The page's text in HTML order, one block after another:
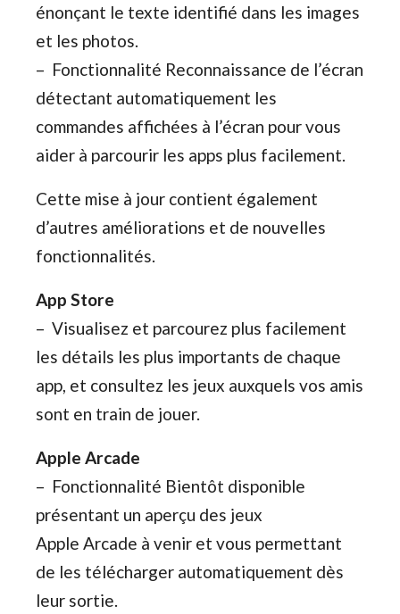
énonçant le texte identifié dans les images
et les photos.
– Fonctionnalité Reconnaissance de l’écran
détectant automatiquement les
commandes affichées à l’écran pour vous
aider à parcourir les apps plus facilement.
Cette mise à jour contient également
d’autres améliorations et de nouvelles
fonctionnalités.
App Store
– Visualisez et parcourez plus facilement
les détails les plus importants de chaque
app, et consultez les jeux auxquels vos amis
sont en train de jouer.
Apple Arcade
– Fonctionnalité Bientôt disponible
présentant un aperçu des jeux
Apple Arcade à venir et vous permettant
de les télécharger automatiquement dès
leur sortie.